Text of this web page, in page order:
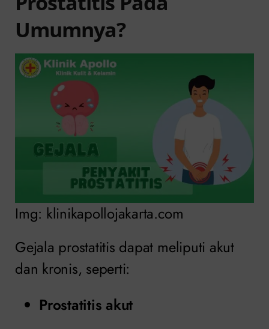
Umumnya?
Img: klinikapollojakarta.com
Gejala prostatitis dapat meliputi akut
dan kronis, seperti:
Prostatitis akut